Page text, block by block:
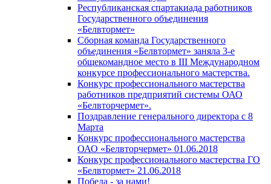
Республиканская спартакиада работников
Государственного объединения
«Белвтормет»
Сборная команда Государственного
объединения «Белвтормет» заняла 3-е
общекомандное место в III Международном
конкурсе профессионального мастерства.
Конкурс профессионального мастерства
работников предприятий системы ОАО
«Белвторчермет».
Поздравление генерального директора с 8
Марта
Конкурс профессионального мастерства
ОАО «Белвторчермет» 01.06.2018
Конкурс профессионального мастерства ГО
«Белвтормет» 21.06.2018
Победа - за нами!